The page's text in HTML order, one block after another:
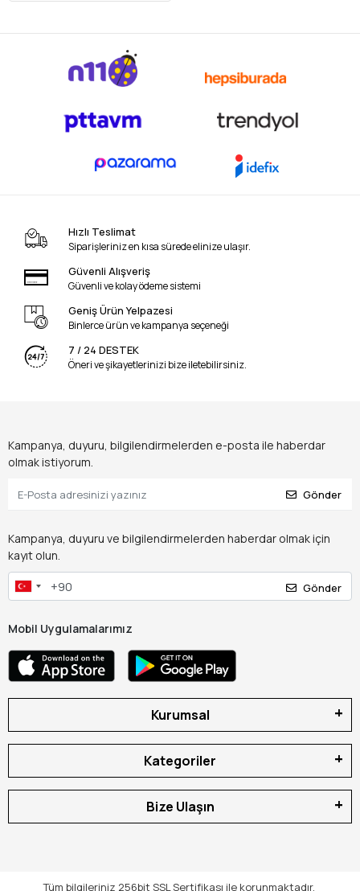
Hızlı Teslimat
Siparişleriniz en kısa sürede elinize ulaşır.
Güvenli Alışveriş
Güvenli ve kolay ödeme sistemi
Geniş Ürün Yelpazesi
Binlerce ürün ve kampanya seçeneği
7 / 24 DESTEK
Öneri ve şikayetlerinizi bize iletebilirsiniz.
Kampanya, duyuru, bilgilendirmelerden e-posta ile haberdar
olmak istiyorum.
Gönder
Kampanya, duyuru ve bilgilendirmelerden haberdar olmak için
kayıt olun.
Gönder
Mobil Uygulamalarımız
Kurumsal
Kategoriler
Bize Ulaşın
Tüm bilgileriniz 256bit SSL Sertifikası ile korunmaktadır.